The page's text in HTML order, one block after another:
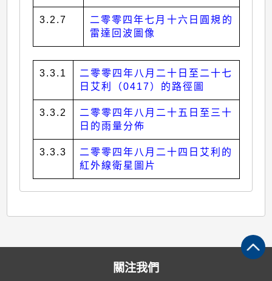
3.2.7
二零零四年七月十六日圓規的
雷達回波圖像
3.3.1
二零零四年八月二十日至二十七
日艾利（0417）的路徑圖
3.3.2
二零零四年八月二十五日至三十
日的雨量分佈
3.3.3
二零零四年八月二十四日艾利的
紅外線衛星圖片
關注我們